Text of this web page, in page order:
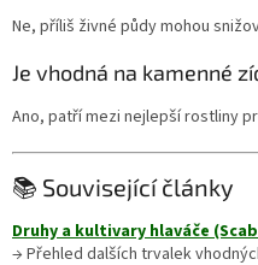
Ne, příliš živné půdy mohou
Je vhodná na kamenné
Ano, patří mezi nejlepší rostliny
📚 Související články
Druhy a kultivary hlaváče
→ Přehled dalších trvalek